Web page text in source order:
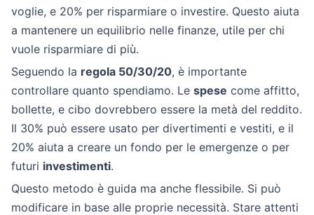
voglie, e 20% per risparmiare o investire. Questo aiuta
a mantenere un equilibrio nelle finanze, utile per chi
vuole risparmiare di più.
Seguendo la regola 50/30/20, è importante
controllare quanto spendiamo. Le spese come affitto,
bollette, e cibo dovrebbero essere la metà del reddito.
Il 30% può essere usato per divertimenti e vestiti, e il
20% aiuta a creare un fondo per le emergenze o per
futuri investimenti.
Questo metodo è guida ma anche flessibile. Si può
modificare in base alle proprie necessità. Stare attenti